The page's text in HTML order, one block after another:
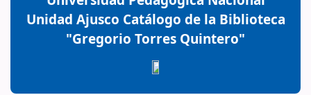
Unidad Ajusco Catálogo de la Biblioteca
"Gregorio Torres Quintero"